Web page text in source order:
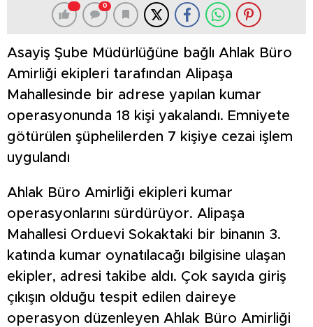
0
Asayiş Şube Müdürlüğüne bağlı Ahlak Büro
Amirliği ekipleri tarafından Alipaşa
Mahallesinde bir adrese yapılan kumar
operasyonunda 18 kişi yakalandı. Emniyete
götürülen şüphelilerden 7 kişiye cezai işlem
uygulandı
Ahlak Büro Amirliği ekipleri kumar
operasyonlarını sürdürüyor. Alipaşa
Mahallesi Orduevi Sokaktaki bir binanın 3.
katında kumar oynatılacağı bilgisine ulaşan
ekipler, adresi takibe aldı. Çok sayıda giriş
çıkışın olduğu tespit edilen daireye
operasyon düzenleyen Ahlak Büro Amirliği